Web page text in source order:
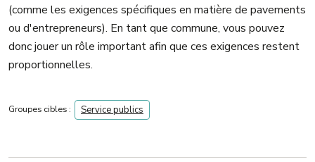
(comme les exigences spécifiques en matière de pavements
ou d'entrepreneurs). En tant que commune, vous pouvez
donc jouer un rôle important afin que ces exigences restent
proportionnelles.
Groupes cibles : Service publics